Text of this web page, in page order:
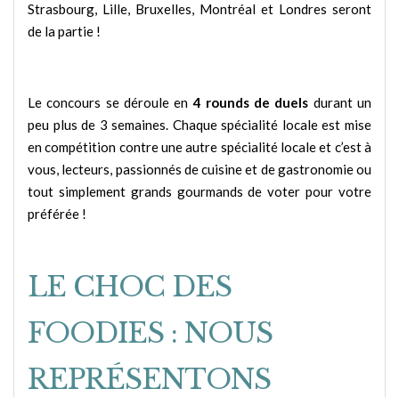
Strasbourg, Lille, Bruxelles, Montréal et Londres seront
de la partie !
Le concours se déroule en4 rounds de duels durant un
peu plus de 3 semaines. Chaque spécialité locale est mise
en compétition contre une autre spécialité locale et c’est à
vous, lecteurs, passionnés de cuisine et de gastronomie ou
tout simplement grands gourmands de voter pour votre
préférée !
LE CHOC DES
FOODIES : NOUS
REPRÉSENTONS